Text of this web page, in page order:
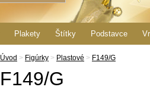
Plakety Štítky Podstavce
Úvod > Figúrky > Plastové > F149/G
F149/G